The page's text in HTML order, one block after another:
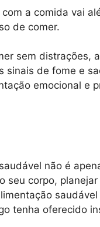
a comida vai
de comer.
sem distrações,
sinais de fome e
emocional e
não é
seu corpo,
tenha oferecido